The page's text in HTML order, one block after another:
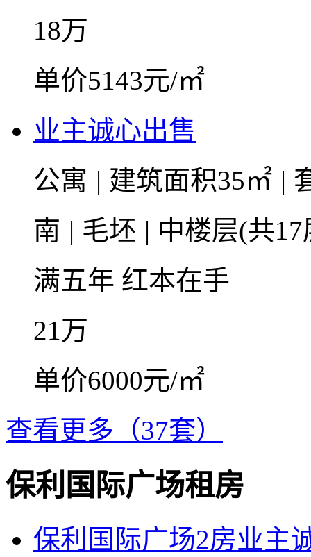
18万
单价5143元/㎡
业主诚心出售
公寓 | 建筑面积35㎡ |
南 | 毛坯 | 中楼层(共
满五年 红本在手
21万
单价6000元/㎡
查看更多（37套）
保利国际广场租房
保利国际广场2房业主